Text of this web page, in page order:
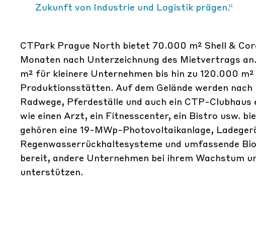
Zukunft von Industrie und Logistik prägen.“
CTPark Prague North bietet 70.000 m² Shell &
Monaten nach Unterzeichnung des Mietvertrags
m² für kleinere Unternehmen bis hin zu 120.000
Produktionsstätten. Auf dem Gelände werden
Radwege, Pferdeställe und auch ein CTP-
wie einen Arzt, ein Fitnesscenter, ein Bistro usw.
gehören eine 19-MWp-Photovoltaikanlage,
Regenwasserrückhaltesysteme und umfassende
bereit, andere Unternehmen bei ihrem Wachstum
unterstützen.